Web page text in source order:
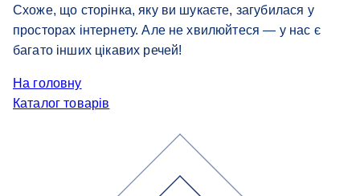
Схоже, що сторінка, яку ви шукаєте, загубилася у
просторах інтернету. Але не хвилюйтеся — у нас є
багато інших цікавих речей!
На головну
Каталог товарів